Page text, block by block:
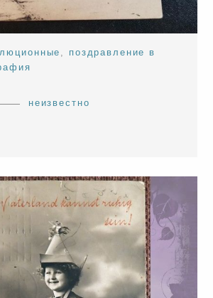
, поздравление в
неизвестно